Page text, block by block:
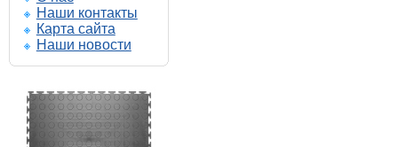
Наши контакты
Карта сайта
Наши новости
Солд Зерно 500-500-7
напольное покрытие из
плиток ПВХ
Напольные покрытия SOLD GRAIN